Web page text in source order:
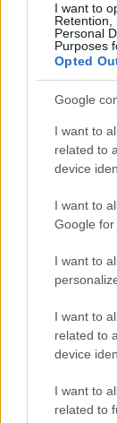
I want to
Retention,
Personal
Purposes
Opted
Google
I want to
related to
device
I want to
Google for
I want to
I want to
related to
device
I want to
related to
2026 y
Marketing
Vidoser, la
CreationDose,…
ECONOMÍA
Paros de
equipajes